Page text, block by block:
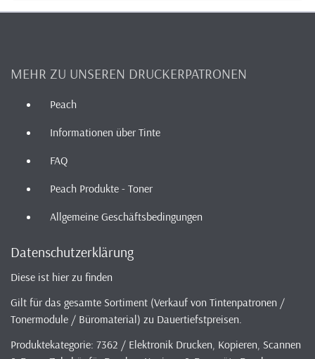
MEHR ZU UNSEREN DRUCKERPATRONEN
Peach
Informationen über Tinte
FAQ
Peach Produkte - Toner
Allgemeine Geschäftsbedingungen
Datenschutzerklärung
Diese ist hier zu finden
Gilt für das gesamte Sortiment (Verkauf von Tintenpatronen /
Tonermodule / Büromaterial) zu Dauertiefstpreisen.
Produktekategorie: 7362 / Elektronik Drucken, Kopieren, Scannen